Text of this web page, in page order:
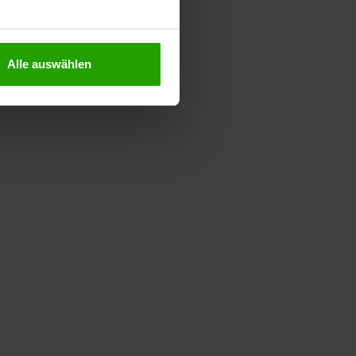
Alle auswählen